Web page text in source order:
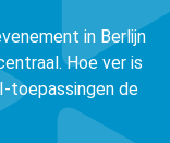
in Berlijn
Hoe ver is
toepassingen de